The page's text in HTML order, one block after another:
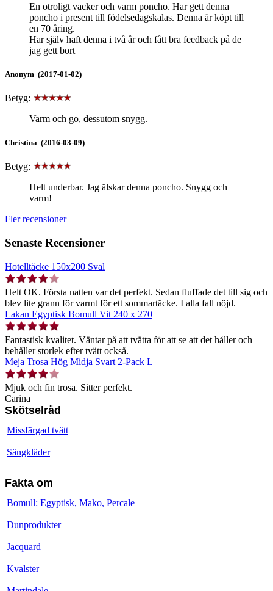
En otroligt vacker och varm poncho. Har gett denna
poncho i present till födelsedagskalas. Denna är köpt till
en 70 åring.
Har själv haft denna i två år och fått bra feedback på de
jag gett bort
Anonym (2017-01-02)
Betyg:
Varm och go, dessutom snygg.
Christina (2016-03-09)
Betyg:
Helt underbar. Jag älskar denna poncho. Snygg och
varm!
Fler recensioner
Senaste Recensioner
Hotelltäcke 150x200 Sval
Helt OK. Första natten var det perfekt. Sedan fluffade det till sig och
blev lite grann för varmt för ett sommartäcke. I alla fall nöjd.
Lakan Egyptisk Bomull Vit 240 x 270
Fantastisk kvalitet. Väntar på att tvätta för att se att det håller och
behåller storlek efter tvätt också.
Meja Trosa Hög Midja Svart 2-Pack L
Mjuk och fin trosa. Sitter perfekt.
Carina
Skötselråd
Missfärgad tvätt
Sängkläder
Fakta om
Bomull: Egyptisk, Mako, Percale
Dunprodukter
Jacquard
Kvalster